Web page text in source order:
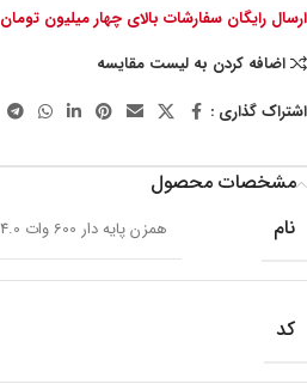
ارسال رایگان سفارشات بالای چهار میلیون تومان
اضافه کردن به لیست مقایسه
اشتراک گذاری :
مشخصات محصول
نام
همزن پایه دار 600 وات 4.0 لیتر مشکی ترومیکس کرکماز 482
کد